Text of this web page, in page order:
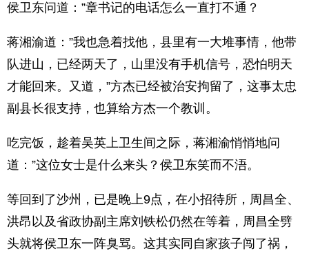
侯卫东问道：”章书记的电话怎么一直打不通？
蒋湘渝道：”我也急着找他，县里有一大堆事情，他带
队进山，已经两天了，山里没有手机信号，恐怕明天
才能回来。又道，”方杰已经被治安拘留了，这事太忠
副县长很支持，也算给方杰一个教训。
吃完饭，趁着吴英上卫生间之际，蒋湘渝悄悄地问
道：”这位女士是什么来头？侯卫东笑而不浯。
等回到了沙州，已是晚上9点，在小招待所，周昌全、
洪昂以及省政协副主席刘铁松仍然在等着，周昌全劈
头就将侯卫东一阵臭骂。这其实同自家孩子闯了祸，